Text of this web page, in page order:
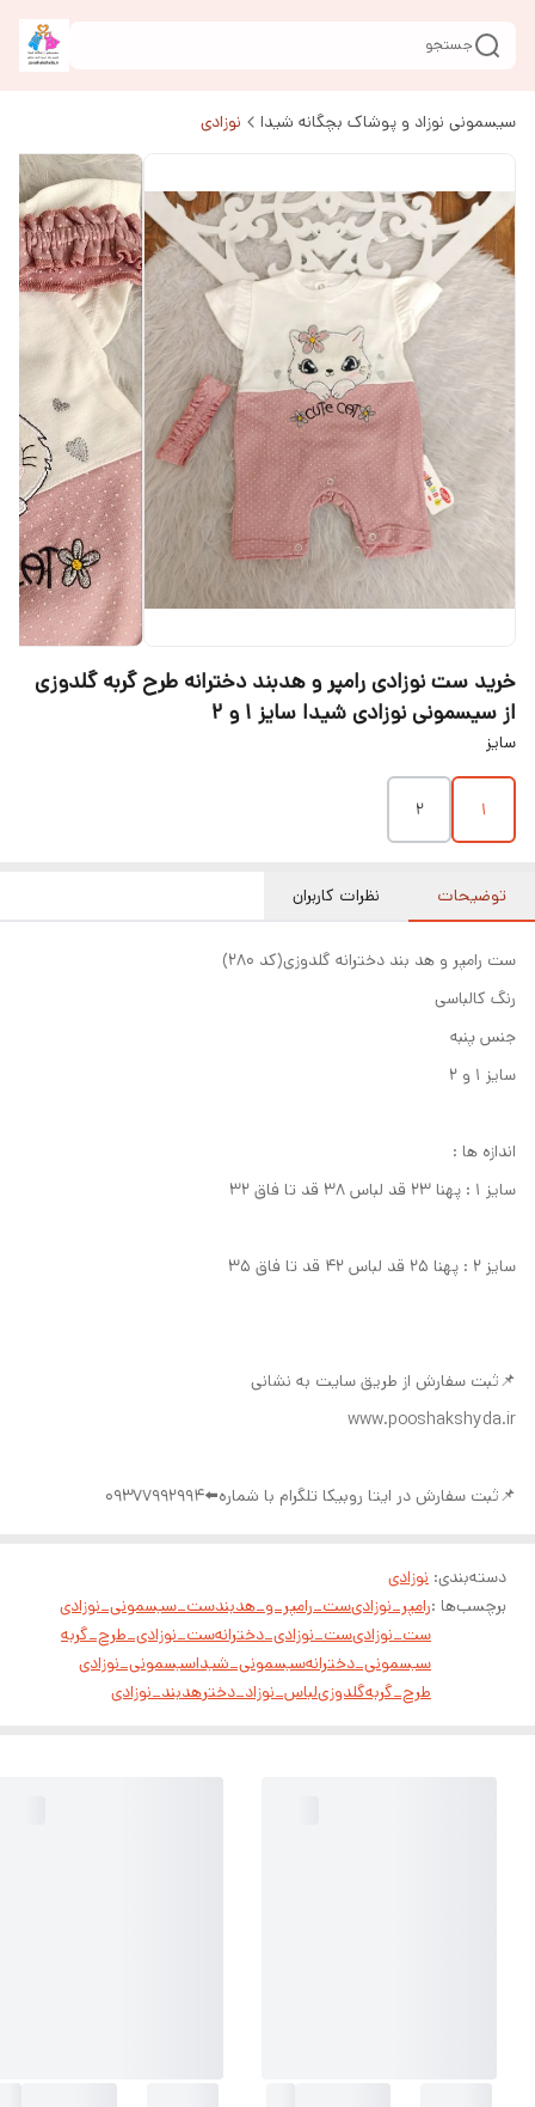
جستجو
سیسمونی نوزاد و پوشاک بچگانه شیدا نوزادی
خرید ست نوزادی رامپر و هدبند دخترانه طرح گربه گلدوزی
از سیسمونی نوزادی شیدا سایز ۱ و ۲
سایز
۱ ۲
توضیحات نظرات کاربران
ست رامپر و هد بند دخترانه گلدوزی(کد ۲۸۰)
رنگ کالباسی
جنس پنبه
سایز ۱ و ۲
اندازه ها :
سایز ۱ : پهنا ۲۳ قد لباس ۳۸ قد تا فاق ۳۲
سایز ۲ : پهنا ۲۵ قد لباس ۴۲ قد تا فاق ۳۵
📌ثبت سفارش از طریق سایت به نشانی
www.pooshakshyda.ir
📌ثبت سفارش در ایتا روبیکا تلگرام با شماره⬅️09377992994
دسته‌بندی: نوزادی
برچسب‌ها :رامپر_نوزادیست_رامپر_و_هدبندست_سیسمونی_نوزادی
ست_نوزادیست_نوزادی_دخترانهست_نوزادی_طرح_گربه
سیسمونی_دخترانهسیسمونی_شیداسیسمونی_نوزادی
طرح_گربهگلدوزیلباس_نوزاد_دخترهدبند_نوزادی